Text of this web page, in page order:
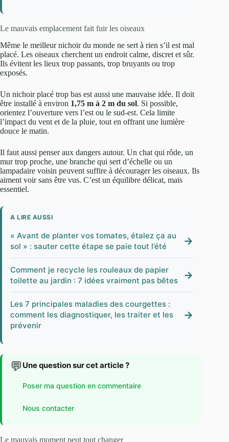
Le mauvais emplacement fait fuir les oiseaux
Même le meilleur nichoir du monde ne sert à rien s’il est mal
placé. Les oiseaux cherchent un endroit calme, discret et sûr.
Ils évitent les lieux trop passants, trop bruyants ou trop
exposés.
Un nichoir placé trop bas est aussi une mauvaise idée. Il doit
être installé à environ 1,75 m à 2 m du sol. Si possible,
orientez l’ouverture vers l’est ou le sud-est. Cela limite
l’impact du vent et de la pluie, tout en offrant une lumière
douce le matin.
Il faut aussi penser aux dangers autour. Un chat qui rôde, un
mur trop proche, une branche qui sert d’échelle ou un
lampadaire voisin peuvent suffire à décourager les oiseaux. Ils
aiment voir sans être vus. C’est un équilibre délicat, mais
essentiel.
A LIRE AUSSI
« Avant de planter vos tomates, étalez ça au
sol » : sauter cette étape se paie tout l’été
→
Comment je recycle les rouleaux de papier
toilette au jardin : 7 idées vraiment pas bêtes
→
Les 7 principales maladies des courgettes :
comment les diagnostiquer, les traiter et les
prévenir
→
💬 Une question sur cet article ?
Poser ma question en commentaire
Nous contacter
Le mauvais moment peut tout changer